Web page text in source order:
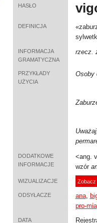
HASŁO
DEFINICJA
INFORMACJA
GRAMATYCZNA
rzecz.
PRZYKŁADY
UŻYCIA
Osoby
DODATKOWE
INFORMACJE
<ang.
wzór
WIZUALIZACJE Zobacz
ODSYŁACZE ana,
pro-mia
DATA